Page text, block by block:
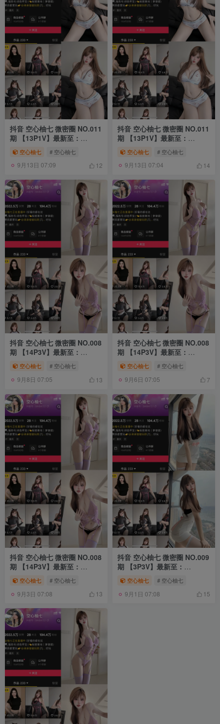
抖音 空心柚七 微密圈 NO.011
期 【13P1V】最新至：
2025.7.24
空心柚七 # 空心柚七
9月13日 07:09 12
抖音 空心柚七 微密圈 NO.011
期 【13P1V】最新至：
2025.7.23
空心柚七 # 空心柚七
9月13日 07:04 14
抖音 空心柚七 微密圈 NO.008
期 【14P3V】最新至：
2025.7.21
空心柚七 # 空心柚七
9月8日 07:05 13
抖音 空心柚七 微密圈 NO.008
期 【14P3V】最新至：
2025.7.19
空心柚七 # 空心柚七
9月6日 07:05 7
抖音 空心柚七 微密圈 NO.008
期 【14P3V】最新至：
2025.7.15
空心柚七 # 空心柚七
9月3日 07:08 13
抖音 空心柚七 微密圈 NO.009
期 【3P3V】最新至：
2025.7.12
空心柚七 # 空心柚七
9月1日 07:08 15